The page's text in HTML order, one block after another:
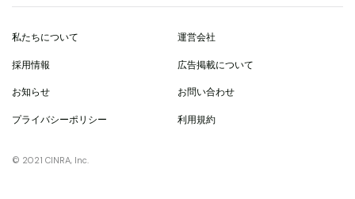
私たちについて 運営会社
採用情報 広告掲載について
お知らせ お問い合わせ
プライバシーポリシー 利用規約
© 2021 CINRA, Inc.